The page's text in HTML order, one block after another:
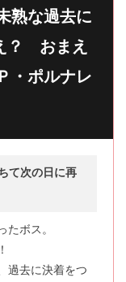
な過去に
？ おまえ
・ポルナレ
て次の日に再
たボス。
過去に決着をつ